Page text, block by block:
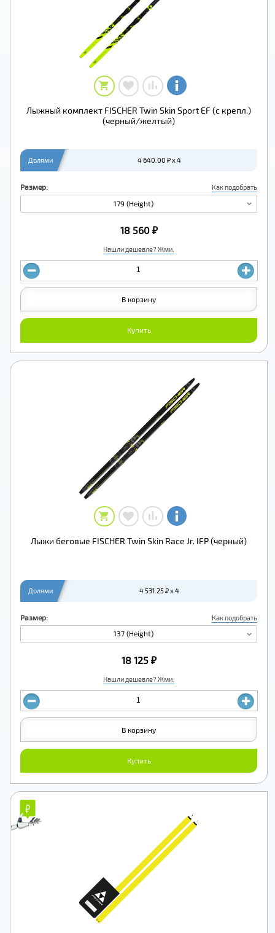
Лыжный комплект FISCHER Twin Skin Sport EF (с крепл.)
(черный/желтый)
Долями 4 640.00 ₽ x 4
Размер: Как подобрать
179 (Height)
Нашли дешевле? Жми.
18 560 ₽
Купить
В корзину
Лыжи беговые FISCHER Twin Skin Race Jr. IFP (черный)
Долями 4 531.25 ₽ x 4
Размер: Как подобрать
137 (Height)
Нашли дешевле? Жми.
18 125 ₽
Купить
В корзину
₽
₽